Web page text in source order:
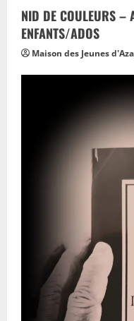
NID DE COULEURS –
ENFANTS/ADOS
Maison des Jeunes